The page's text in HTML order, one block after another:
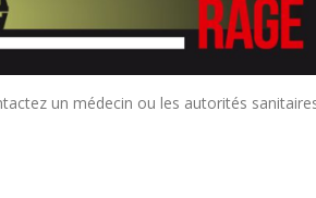
un médecin ou les autorités